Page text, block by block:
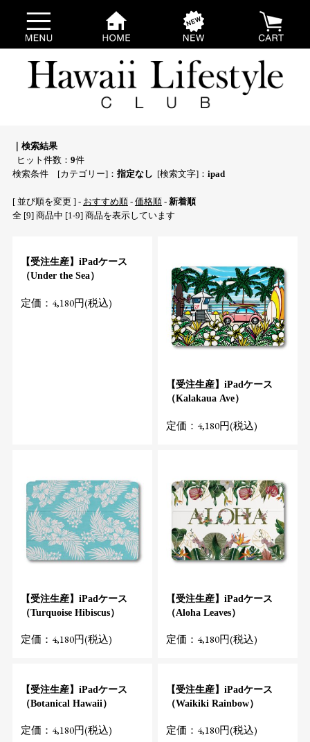
｜検索結果
ヒット件数： 9件
検索条件 [カテゴリー]： 指定なし [検索文字]： ipad
[ 並び順を変更 ] - おすすめ順- 価格順- 新着順
全 [9] 商品中 [1-9] 商品を表示しています
【受注生産】iPadケース
（Under the Sea）
定価：4,180円(税込)
【受注生産】iPadケース
（Kalakaua Ave）
定価：4,180円(税込)
【受注生産】iPadケース
（Turquoise Hibiscus）
定価：4,180円(税込)
【受注生産】iPadケース
（Aloha Leaves）
定価：4,180円(税込)
【受注生産】iPadケース
（Botanical Hawaii）
定価：4,180円(税込)
【受注生産】iPadケース
（Waikiki Rainbow）
定価：4,180円(税込)